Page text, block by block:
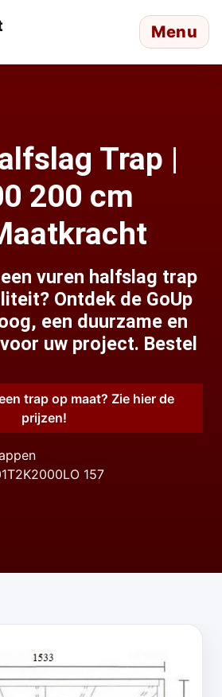
Menu
Trap |
200 cm
vuren halfslag trap
Ontdek de GoUp
een duurzame en
uw project. Bestel
trap op maat? Zie hier de
prijzen!
157